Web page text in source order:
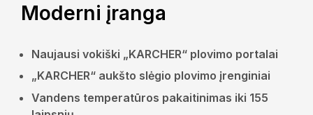
Moderni įranga
Naujausi vokiški „KARCHER“ plovimo portalai
„KARCHER“ aukšto slėgio plovimo įrenginiai
Vandens temperatūros pakaitinimas iki 155